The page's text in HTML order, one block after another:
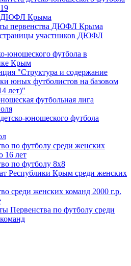
ДЮФЛ Крыма
первенства ДЮФЛ Крыма
участников ДЮФЛ
юношеского футбола в
Крым
"Структура и содержание
юных футболистов на базовом
лет)"
футбольная лига
юношеского футбола
по футболу среди женских
16 лет
по футболу 8х8
Республики Крым среди женских
среди женских команд 2000 г.р.
Первенства по футболу среди